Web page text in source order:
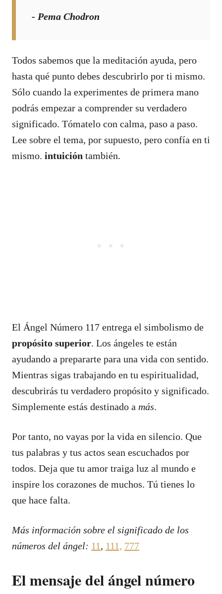
- Pema Chodron
Todos sabemos que la meditación ayuda, pero
hasta qué punto debes descubrirlo por ti mismo.
Sólo cuando la experimentes de primera mano
podrás empezar a comprender su verdadero
significado. Tómatelo con calma, paso a paso.
Lee sobre el tema, por supuesto, pero confía en ti
mismo. intuición también.
El Ángel Número 117 entrega el simbolismo de
propósito superior. Los ángeles te están
ayudando a prepararte para una vida con sentido.
Mientras sigas trabajando en tu espiritualidad,
descubrirás tu verdadero propósito y significado.
Simplemente estás destinado a más.
Por tanto, no vayas por la vida en silencio. Que
tus palabras y tus actos sean escuchados por
todos. Deja que tu amor traiga luz al mundo e
inspire los corazones de muchos. Tú tienes lo
que hace falta.
Más información sobre el significado de los
números del ángel: 11 , 111, 777
El mensaje del ángel número